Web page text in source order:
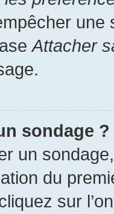
une
Attacher
sondage ?
un
du
sur